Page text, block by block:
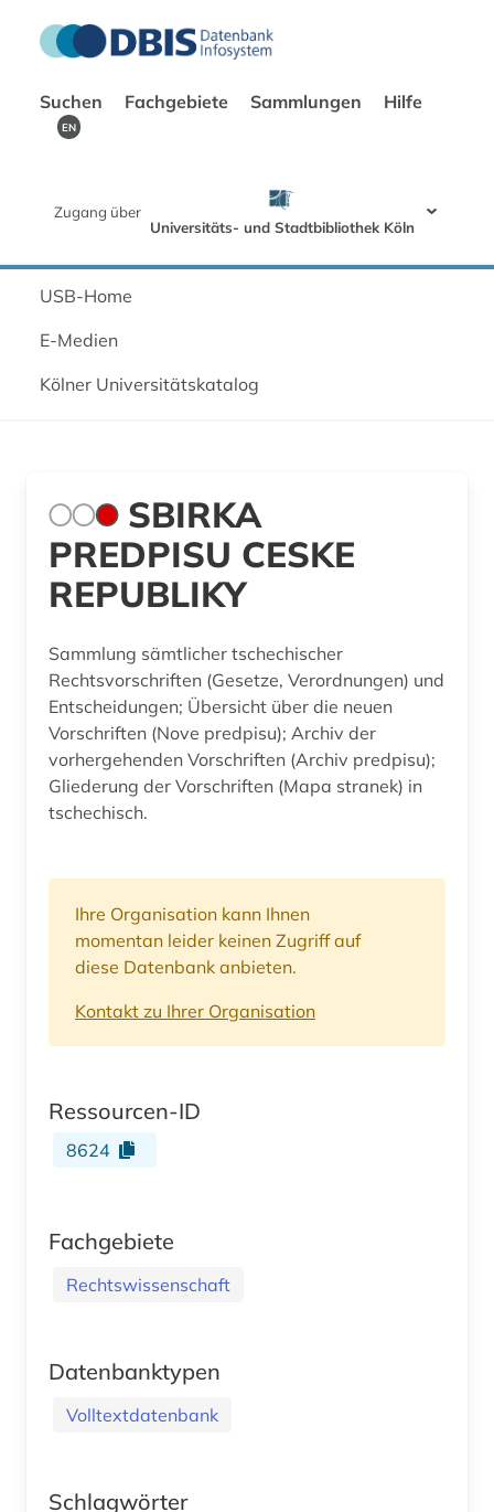
Suchen Fachgebiete Sammlungen Hilfe
EN
Zugang über
Universitäts- und Stadtbibliothek Köln
USB-Home
E-Medien
Kölner Universitätskatalog
SBIRKA
PREDPISU CESKE
REPUBLIKY
Sammlung sämtlicher tschechischer
Rechtsvorschriften (Gesetze, Verordnungen) und
Entscheidungen; Übersicht über die neuen
Vorschriften (Nove predpisu); Archiv der
vorhergehenden Vorschriften (Archiv predpisu);
Gliederung der Vorschriften (Mapa stranek) in
tschechisch.
Ihre Organisation kann Ihnen
momentan leider keinen Zugriff auf
diese Datenbank anbieten.
Kontakt zu Ihrer Organisation
Ressourcen-ID
8624
Fachgebiete
Rechtswissenschaft
Datenbanktypen
Volltextdatenbank
Schlagwörter